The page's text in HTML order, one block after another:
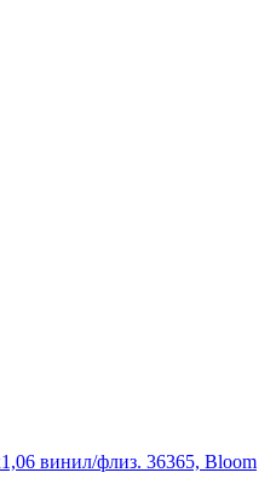
винил/флиз. 36365, Bloom